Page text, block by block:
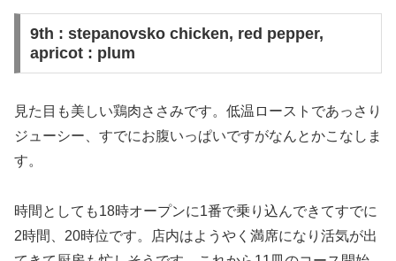
9th : stepanovsko chicken, red pepper,
apricot : plum
見た目も美しい鶏肉ささみです。低温ローストであっさり
ジューシー、すでにお腹いっぱいですがなんとかこなしま
す。
時間としても18時オープンに1番で乗り込んできてすでに
2時間、20時位です。店内はようやく満席になり活気が出